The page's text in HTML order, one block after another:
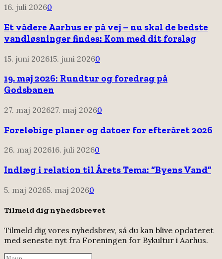
16. juli 20260
Et vådere Aarhus er på vej – nu skal de bedste
vandløsninger findes: Kom med dit forslag
15. juni 202615. juni 20260
19. maj 2026: Rundtur og foredrag på
Godsbanen
27. maj 202627. maj 20260
Foreløbige planer og datoer for efteråret 2026
26. maj 202616. juli 20260
Indlæg i relation til Årets Tema: “Byens Vand”
5. maj 20265. maj 20260
Tilmeld dig nyhedsbrevet
Tilmeld dig vores nyhedsbrev, så du kan blive opdateret
med seneste nyt fra Foreningen for Bykultur i Aarhus.